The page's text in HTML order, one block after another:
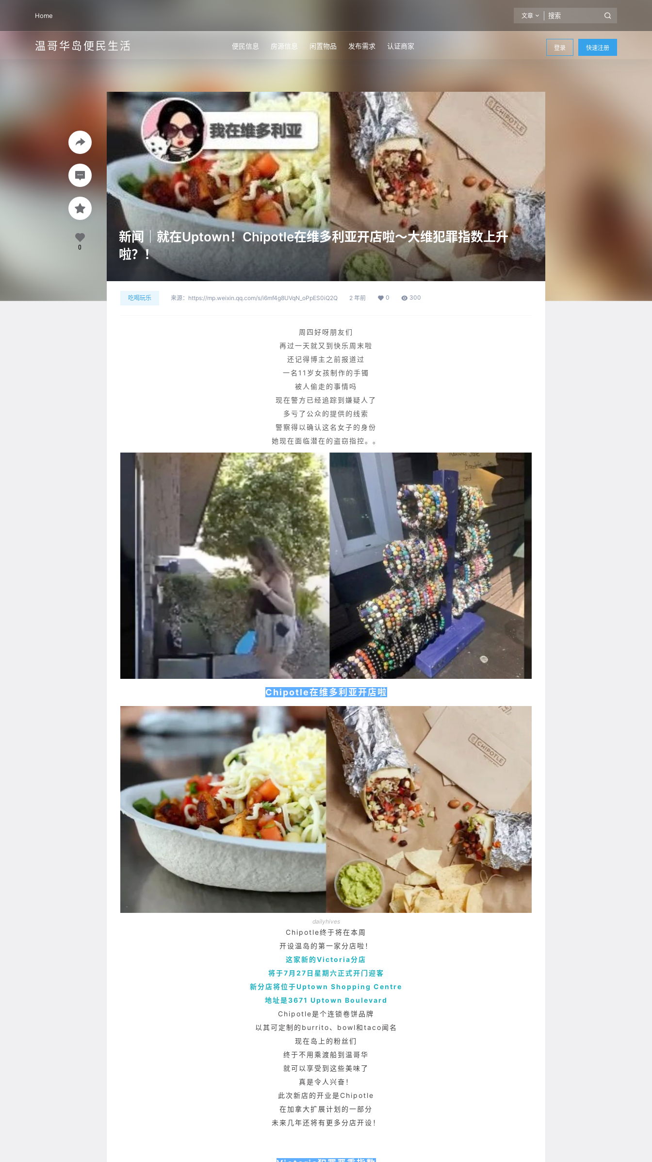
Home 文章
温哥华岛便民生活 登录 快速注册
便民信息 房源信息 闲置物品 发布需求 认证商家
新闻｜就在Uptown！Chipotle在维多利亚开店啦～大维犯罪指数上升
啦？！
吃喝玩乐 来源： https://mp.weixin.qq.com/s/i6mf4g8UVqN_oPpES0iQ2Q 2 年前 0 300
周四好呀朋友们
再过一天就又到快乐周末啦
还记得博主之前报道过
一名11岁女孩制作的手镯
被人偷走的事情吗
现在警方已经追踪到嫌疑人了
多亏了公众的提供的线索
警察得以确认这名女子的身份
她现在面临潜在的盗窃指控。。
Chipotle在维多利亚开店啦
dailyhives
Chipotle终于将在本周
开设温岛的第一家分店啦！
这家新的Victoria分店
将于7月27日星期六正式开门迎客
新分店将位于Uptown Shopping Centre
地址是3671 Uptown Boulevard
Chipotle是个连锁卷饼品牌
以其可定制的burrito、bowl和taco闻名
现在岛上的粉丝们
终于不用乘渡船到温哥华
就可以享受到这些美味了
真是令人兴奋！
此次新店的开业是Chipotle
在加拿大扩展计划的一部分
未来几年还将有更多分店开设！
0